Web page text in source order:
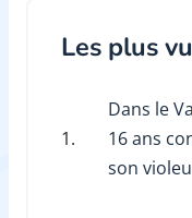
Les plus
1.
Dans le
16 ans
son